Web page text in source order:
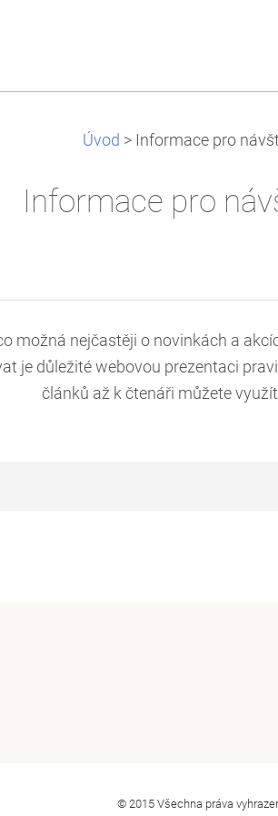
Úvod > Informace pro
Informace pro
možná nejčastěji o novinkách a
je důležité webovou prezentaci
článků až k čtenáři můžete
© 2015 Všechna práva